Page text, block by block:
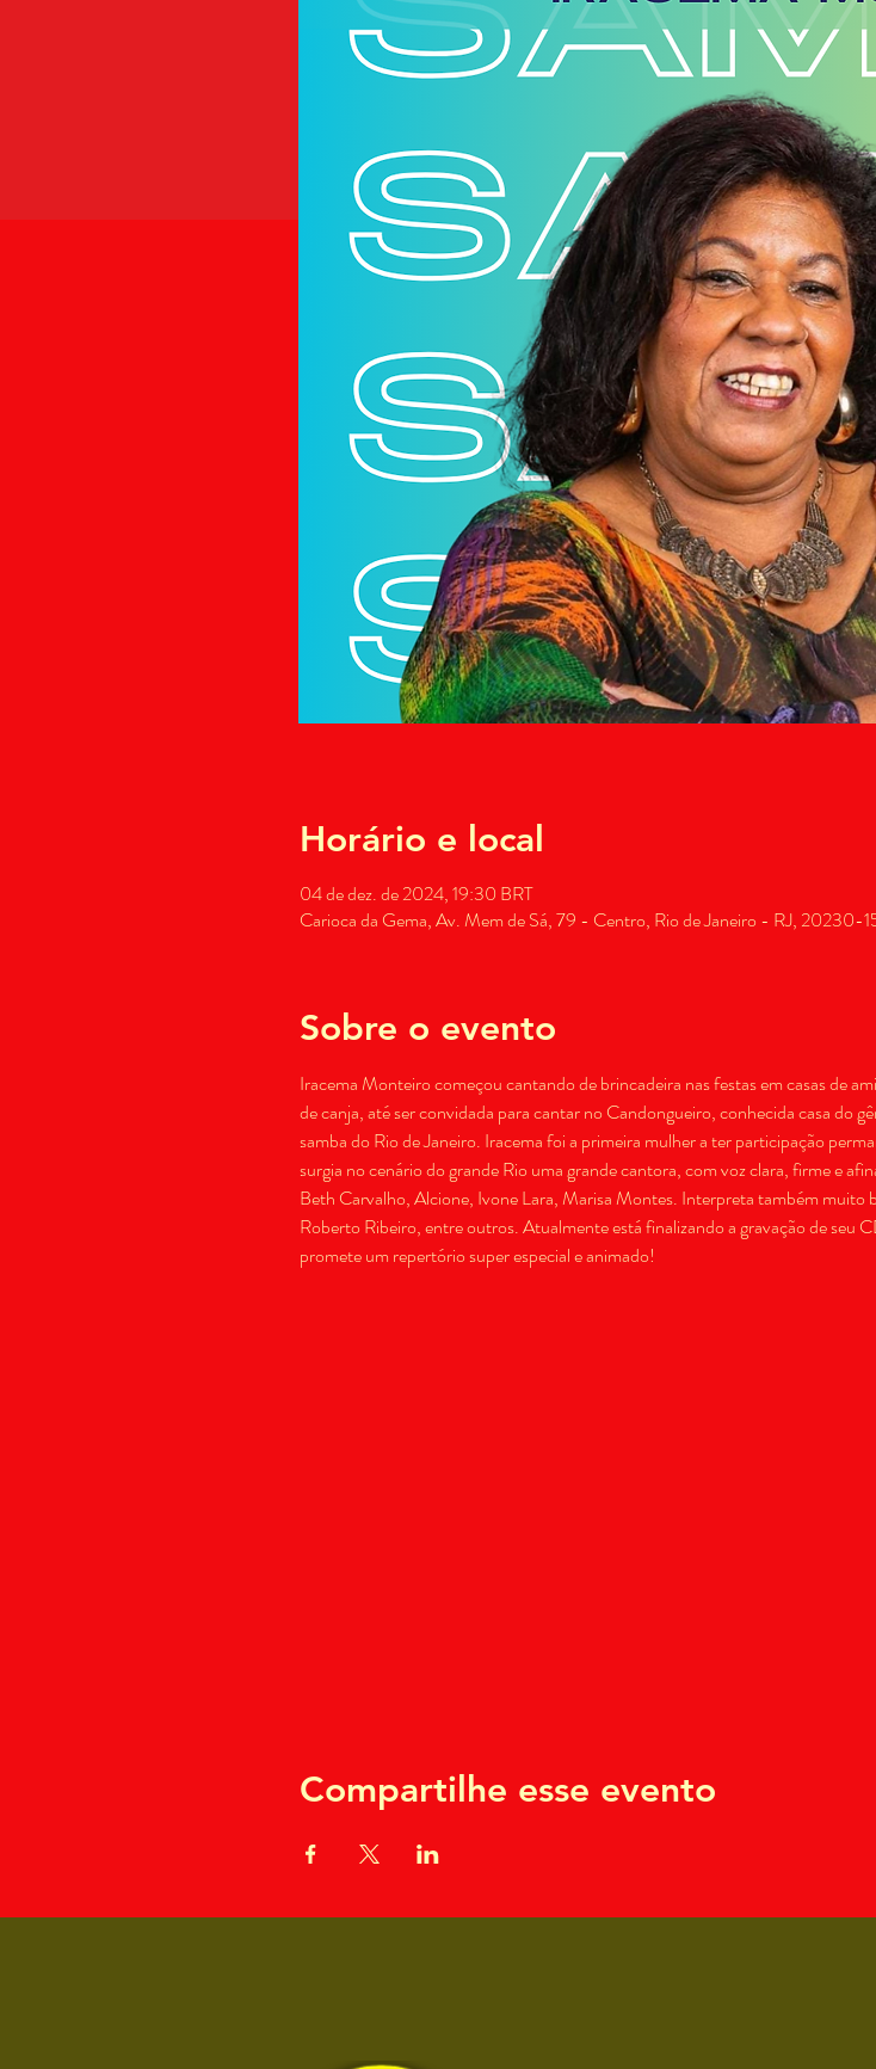
Horário e local
04 de dez. de 2024, 19:30 BRT
Carioca da Gema, Av. Mem de Sá, 79 - Centro, Rio de Janeiro - RJ, 20230-
Sobre o evento
Iracema Monteiro começou cantando de brincadeira nas festas em casas de
de canja, até ser convidada para cantar no Candongueiro, conhecida casa do
samba do Rio de Janeiro. Iracema foi a primeira mulher a ter participação
surgia no cenário do grande Rio uma grande cantora, com voz clara, firme e
Beth Carvalho, Alcione, Ivone Lara, Marisa Montes. Interpreta também
Roberto Ribeiro, entre outros. Atualmente está finalizando a gravação de seu
promete um repertório super especial e animado!
Compartilhe esse evento